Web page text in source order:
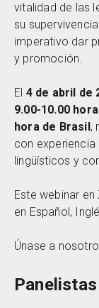
vitalidad de las
su
imperativo dar
y promoción.
El 4 de abril de
9.00-10.00
hora de Brasil ,
con
lingüísticos y
Este webinar
en Español,
Únase a
Panelistas